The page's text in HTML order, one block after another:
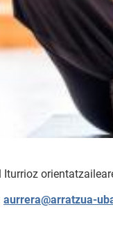
aurrera@arratzua-